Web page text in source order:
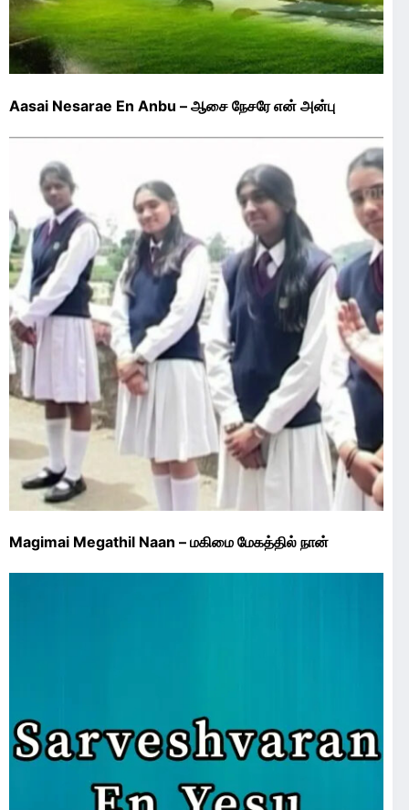
Aasai Nesarae En Anbu – ஆசை நேசரே என் அன்பு
Magimai Megathil Naan – மகிமை மேகத்தில் நான்